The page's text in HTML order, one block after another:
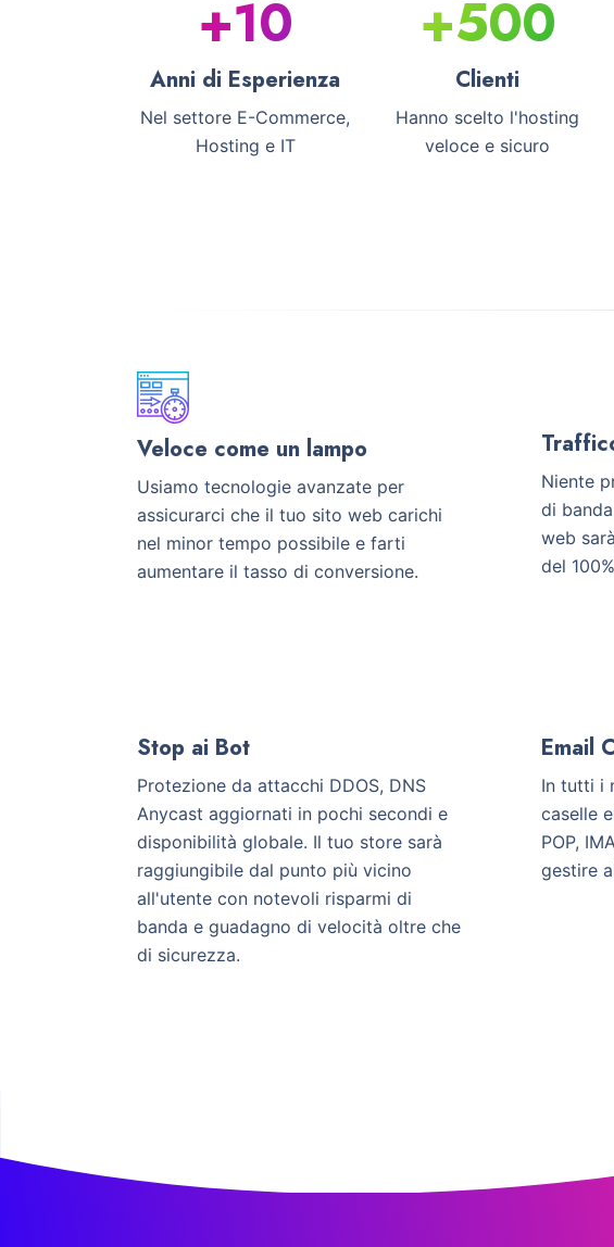
+10
Anni di Esperienza
Nel settore E-Commerce,
Hosting e IT
+500
Clienti
Hanno scelto l'hosting
veloce e sicuro
Veloce come un lampo
Usiamo tecnologie avanzate per
assicurarci che il tuo sito web carichi
nel minor tempo possibile e farti
aumentare il tasso di conversione.
Niente
di
web
del
Stop ai Bot
Protezione da attacchi DDOS, DNS
Anycast aggiornati in pochi secondi e
disponibilità globale. Il tuo store sarà
raggiungibile dal punto più vicino
all'utente con notevoli risparmi di
banda e guadagno di velocità oltre che
di sicurezza.
Email
In tutti i
caselle
POP,
gestire